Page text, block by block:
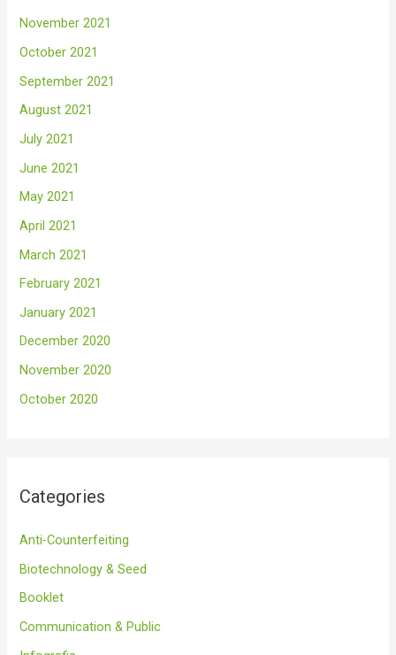
November 2021
October 2021
September 2021
August 2021
July 2021
June 2021
May 2021
April 2021
March 2021
February 2021
January 2021
December 2020
November 2020
October 2020
Categories
Anti-Counterfeiting
Biotechnology & Seed
Booklet
Communication & Public